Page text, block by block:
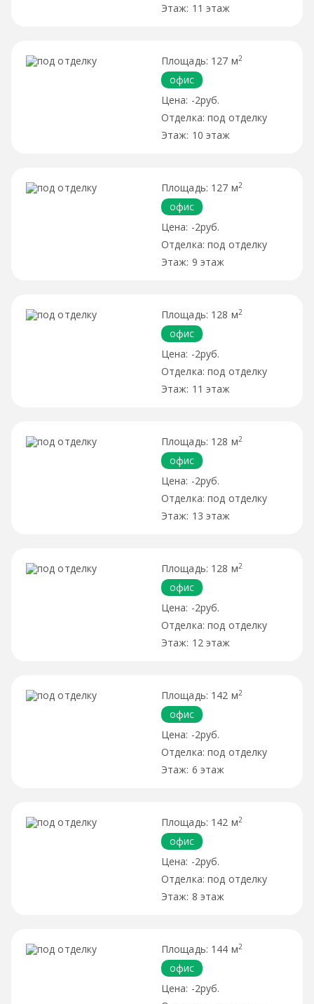
11 этаж
127 м2
офис
-2руб.
под отделку
10 этаж
127 м2
офис
-2руб.
под отделку
9 этаж
128 м2
офис
-2руб.
под отделку
11 этаж
128 м2
офис
-2руб.
под отделку
13 этаж
128 м2
офис
-2руб.
под отделку
12 этаж
142 м2
офис
-2руб.
под отделку
6 этаж
142 м2
офис
-2руб.
под отделку
8 этаж
144 м2
офис
-2руб.